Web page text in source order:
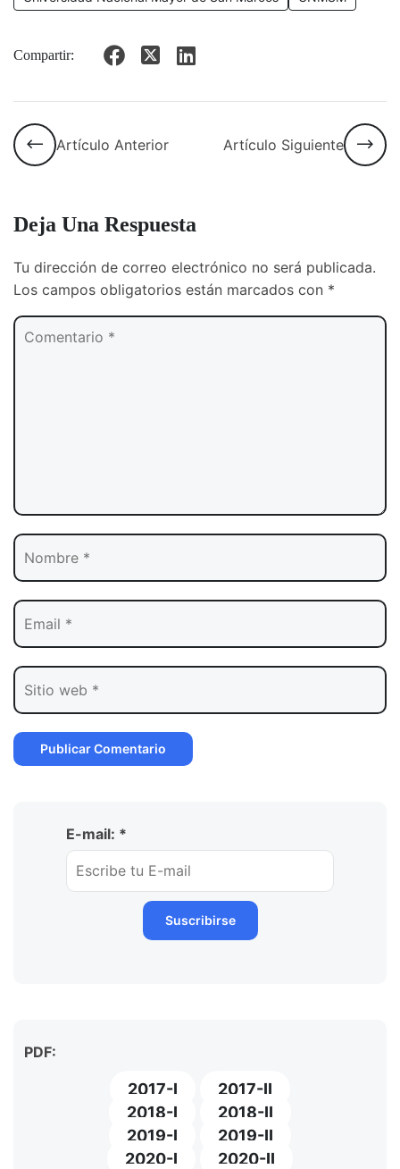
Compartir:
Artículo Anterior Artículo Siguiente
Deja Una Respuesta
Tu dirección de correo electrónico no será publicada.
Los campos obligatorios están marcados con *
E-mail: *
PDF:
2017-I
2017-II
2018-I
2018-II
2019-I
2019-II
2020-I
2020-II